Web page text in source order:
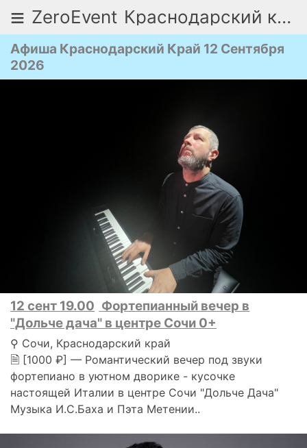
≡ ZeroEvent Краснодарский край
Афиша Краснодарский Край 12 Сентября
2026
12 сент 19.00 Фортепианный вечер в
"Дольче дача" в центре Сочи 0+
⚲ Сочи, Краснодарский край
🗎 [1000 ₽] — Романтический вечер под звуки
фортепиано в уютном дворике - кусочке
настоящей Италии в центре Сочи "Дольче Дача"
Музыка И.С.Баха и Пэта Метении..